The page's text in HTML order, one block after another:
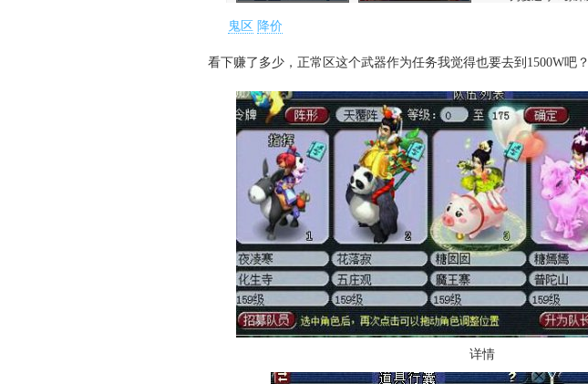
鬼区 降价
看下赚了多少，正常区这个武器作为任务我觉得也要去到1500W吧？
详情